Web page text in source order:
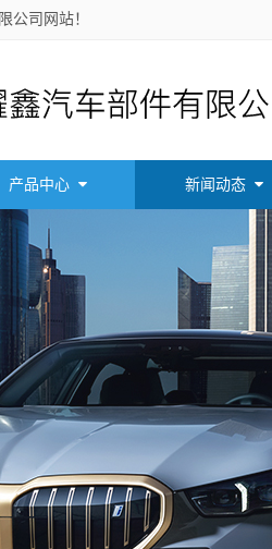
公司网站！
产品中心 新闻动态